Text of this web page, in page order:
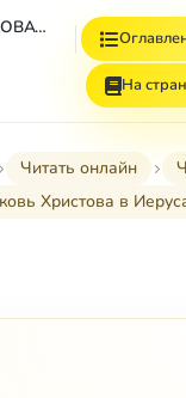
СБОРНИК СТАТЕЙ ПО ИСТОЛКОВАТЕЛЬНОМУ И НАЗИДАТЕЛЬНОМУ ЧТЕНИЮ ДЕЯНИЙ СВЯТЫХ АПОСТОЛОВ
На
Читать онлайн
Христова в